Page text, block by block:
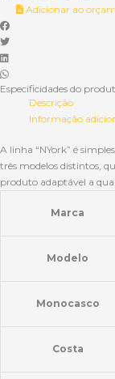
Adicionar ao
Especificidades do
Descrição
Informação
A linha “NYork” é
três modelos distintos,
produto adaptável a
Marca
Modelo
Monocasco
Costa